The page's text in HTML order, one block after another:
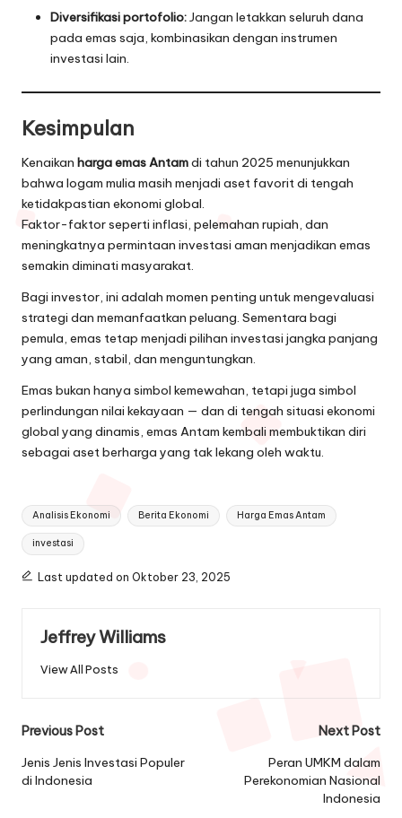
Diversifikasi portofolio: Jangan letakkan seluruh dana
pada emas saja, kombinasikan dengan instrumen
investasi lain.
Kesimpulan
Kenaikan harga emas Antamdi tahun 2025 menunjukkan
bahwa logam mulia masih menjadi aset favorit di tengah
ketidakpastian ekonomi global.
Faktor-faktor seperti inflasi, pelemahan rupiah, dan
meningkatnya permintaan investasi aman menjadikan emas
semakin diminati masyarakat.
Bagi investor, ini adalah momen penting untuk mengevaluasi
strategi dan memanfaatkan peluang. Sementara bagi
pemula, emas tetap menjadi pilihan investasi jangka panjang
yang aman, stabil, dan menguntungkan.
Emas bukan hanya simbol kemewahan, tetapi juga simbol
perlindungan nilai kekayaan — dan di tengah situasi ekonomi
global yang dinamis, emas Antam kembali membuktikan diri
sebagai aset berharga yang tak lekang oleh waktu.
Tags:
Analisis Ekonomi Berita Ekonomi Harga Emas Antam
investasi
Last updated on Oktober 23, 2025
Jeffrey Williams
View All Posts
Post
navigation
Previous Post
Jenis Jenis Investasi Populer
di Indonesia
Next Post
Peran UMKM dalam
Perekonomian Nasional
Indonesia